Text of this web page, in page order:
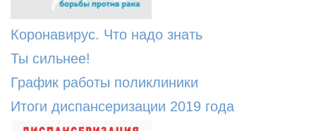
Коронавирус. Что надо знать
Ты сильнее!
График работы поликлиники
Итоги диспансеризации 2019 года